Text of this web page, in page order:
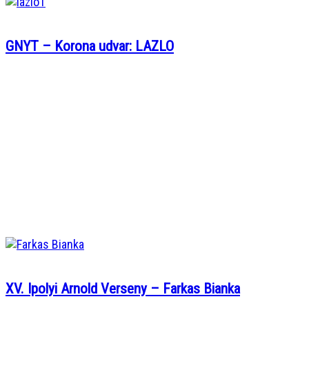
GNYT – Korona udvar: LAZLO
XV. Ipolyi Arnold Verseny – Farkas Bianka